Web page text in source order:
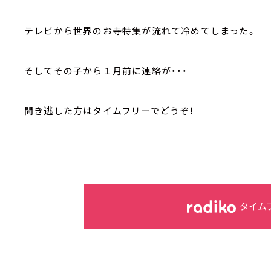
テレビから世界のお寺特集が流れて冷めてしまった。
そしてその子から１月前に連絡が・・・
聞き逃した方はタイムフリーでどうぞ！
タイム